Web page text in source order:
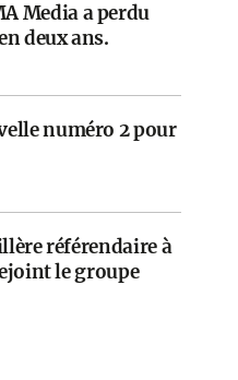
Media a perdu
deux ans.
numéro 2 pour
référendaire à
le groupe